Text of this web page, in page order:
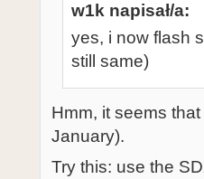
w1k napisał/a:
yes, i now flash
still same)
Hmm, it seems
January).
Try this: use the